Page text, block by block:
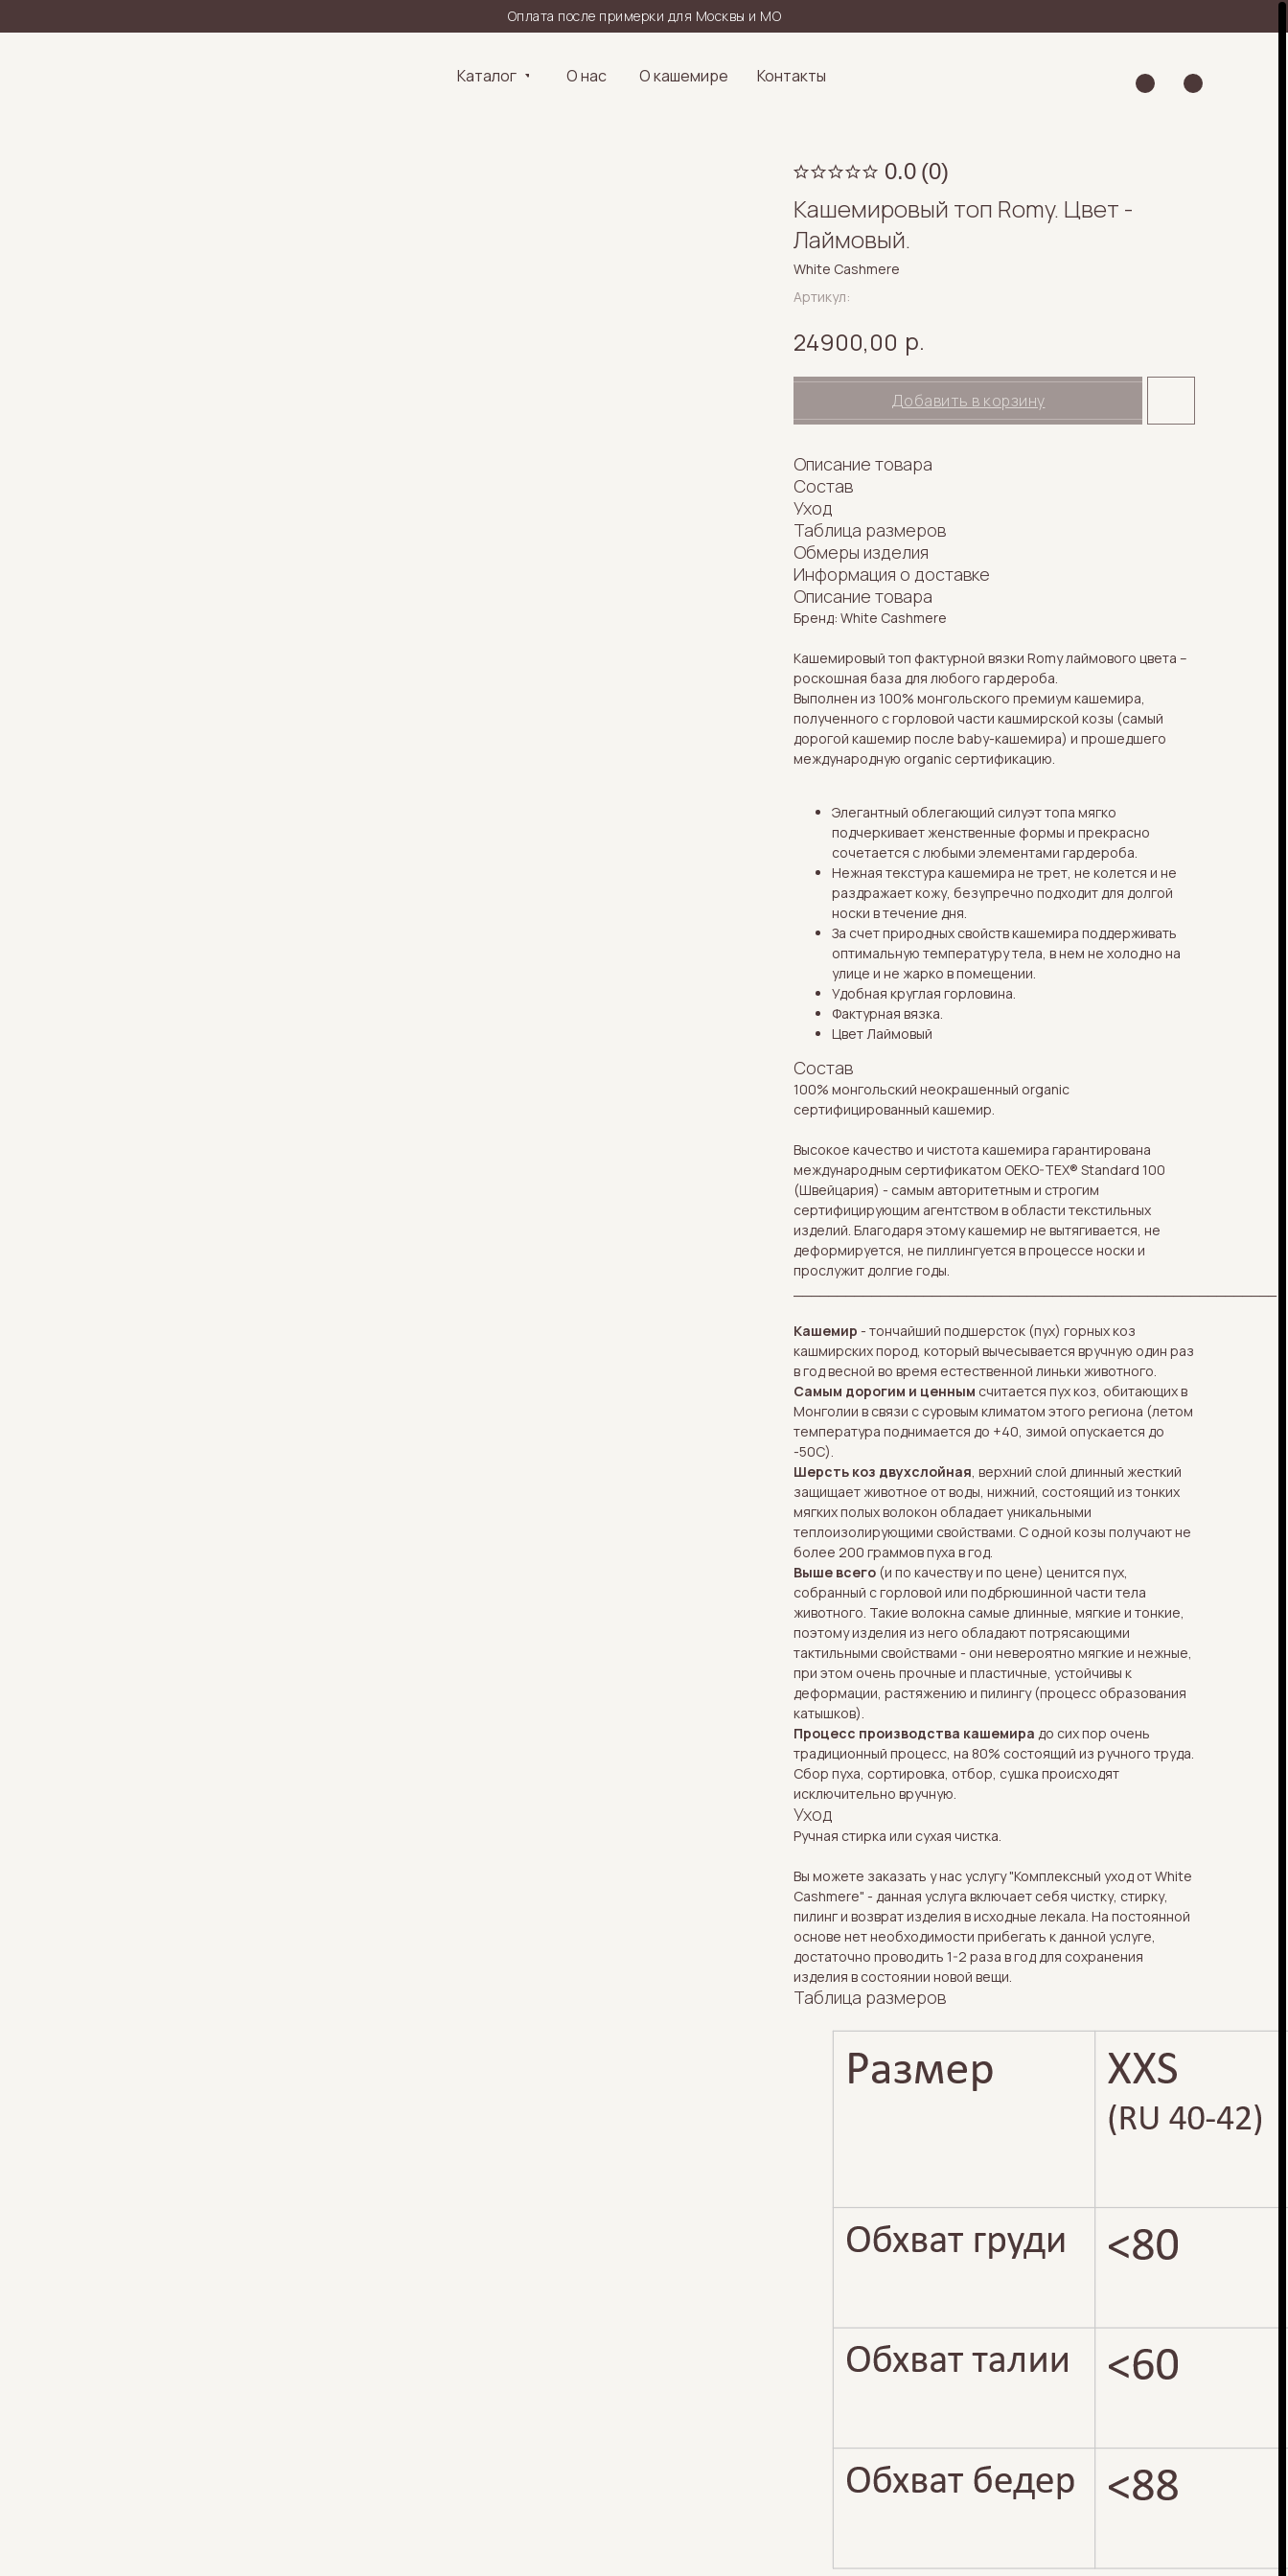
Каталог О нас О кашемире Контакты
Оплата после примерки для Москвы и МО
0.0 (0)
Кашемировый топ Romy. Цвет -
Лаймовый.
White Cashmere
Артикул:
24900,00 р.
Добавить в корзину
Описание товара
Состав
Уход
Таблица размеров
Обмеры изделия
Информация о доставке
Описание товара
Бренд: White Cashmere
Кашемировый топ фактурной вязки Romy лаймового цвета –
роскошная база для любого гардероба.
Выполнен из 100% монгольского премиум кашемира,
полученного с горловой части кашмирской козы (самый
дорогой кашемир после baby-кашемира) и прошедшего
международную organic сертификацию.
Элегантный облегающий силуэт топа мягко
подчеркивает женственные формы и прекрасно
сочетается с любыми элементами гардероба.
Нежная текстура кашемира не трет, не колется и не
раздражает кожу, безупречно подходит для долгой
носки в течение дня.
За счет природных свойств кашемира поддерживать
оптимальную температуру тела, в нем не холодно на
улице и не жарко в помещении.
Удобная круглая горловина.
Фактурная вязка.
Цвет Лаймовый
Состав
100% монгольский неокрашенный organic
сертифицированный кашемир.
Высокое качество и чистота кашемира гарантирована
международным сертификатом OEKO-TEX® Standard 100
(Швейцария) - самым авторитетным и строгим
сертифицирующим агентством в области текстильных
изделий. Благодаря этому кашемир не вытягивается, не
деформируется, не пиллингуется в процессе носки и
прослужит долгие годы.
Кашемир - тончайший подшерсток (пух) горных коз
кашмирских пород, который вычесывается вручную один раз
в год весной во время естественной линьки животного.
Самым дорогим и ценным считается пух коз, обитающих в
Монголии в связи с суровым климатом этого региона (летом
температура поднимается до +40, зимой опускается до
-50С).
Шерсть коз двухслойная, верхний слой длинный жесткий
защищает животное от воды, нижний, состоящий из тонких
мягких полых волокон обладает уникальными
теплоизолирующими свойствами. С одной козы получают не
более 200 граммов пуха в год.
Выше всего (и по качеству и по цене) ценится пух,
собранный с горловой или подбрюшинной части тела
животного. Такие волокна самые длинные, мягкие и тонкие,
поэтому изделия из него обладают потрясающими
тактильными свойствами - они невероятно мягкие и нежные,
при этом очень прочные и пластичные, устойчивы к
деформации, растяжению и пилингу (процесс образования
катышков).
Процесс производства кашемира до сих пор очень
традиционный процесс, на 80% состоящий из ручного труда.
Сбор пуха, сортировка, отбор, сушка происходят
исключительно вручную.
Уход
Ручная стирка или сухая чистка.
Вы можете заказать у нас услугу "Комплексный уход от White
Cashmere" - данная услуга включает себя чистку, стирку,
пилинг и возврат изделия в исходные лекала. На постоянной
основе нет необходимости прибегать к данной услуге,
достаточно проводить 1-2 раза в год для сохранения
изделия в состоянии новой вещи.
Таблица размеров